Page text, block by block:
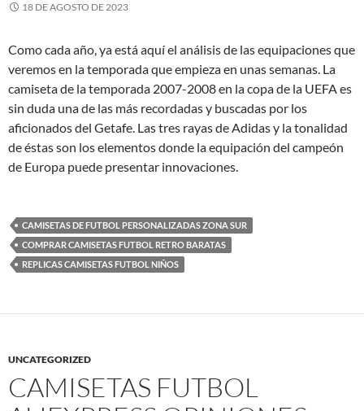
18 DE AGOSTO DE 2023
Como cada año, ya está aquí el análisis de las equipaciones que
veremos en la temporada que empieza en unas semanas. La
camiseta de la temporada 2007-2008 en la copa de la UEFA es
sin duda una de las más recordadas y buscadas por los
aficionados del Getafe. Las tres rayas de Adidas y la tonalidad
de éstas son los elementos donde la equipación del campeón
de Europa puede presentar innovaciones.
CAMISETAS DE FUTBOL PERSONALIZADAS ZONA SUR
COMPRAR CAMISETAS FUTBOL RETRO BARATAS
REPLICAS CAMISETAS FUTBOL NIÑOS
UNCATEGORIZED
CAMISETAS FUTBOL